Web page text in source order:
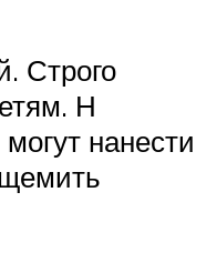
Строго
Н
нанести